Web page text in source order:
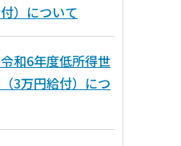
）について
令和6年度低所得世
3万円給付）につ